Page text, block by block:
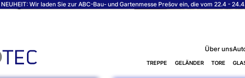
NEUHEIT: Wir laden Sie zur ABC-Bau- und Gartenmesse Prešov ein, die vom 22.4 -
Über uns
TREPPE GELÄNDER TORE